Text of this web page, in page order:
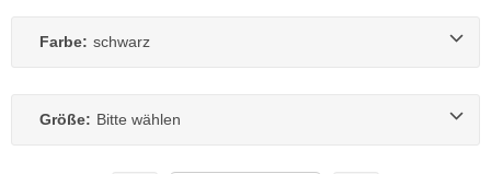
Farbe: schwarz
Größe: Bitte wählen